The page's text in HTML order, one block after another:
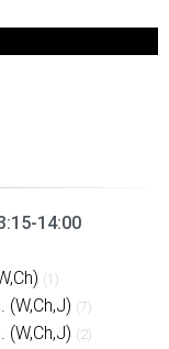
14:00
(1)
(W,Ch,J) (7)
(W,Ch,J) (2)